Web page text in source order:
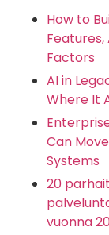
How to
Factors
AI in
Where It
Can
Systems
20
vuonna